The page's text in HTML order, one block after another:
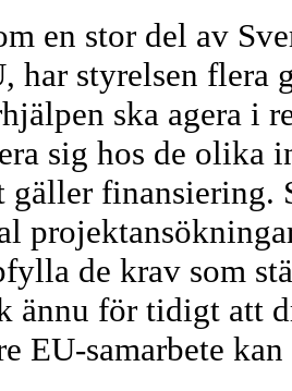
en stor del av
har styrelsen flera
ska agera i
sig hos de olika
gäller finansiering.
de krav som
ännu för tidigt att
EU-samarbete